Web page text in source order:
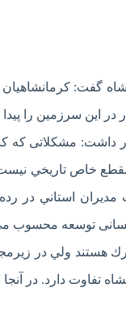
گفت:
در اين سرزمين را پيدا
داشت: مشكلاتی كه
خاص تاريخي
مديران استاني
توسعه محسوب
هستند ولي در
تفاوت دارد. در